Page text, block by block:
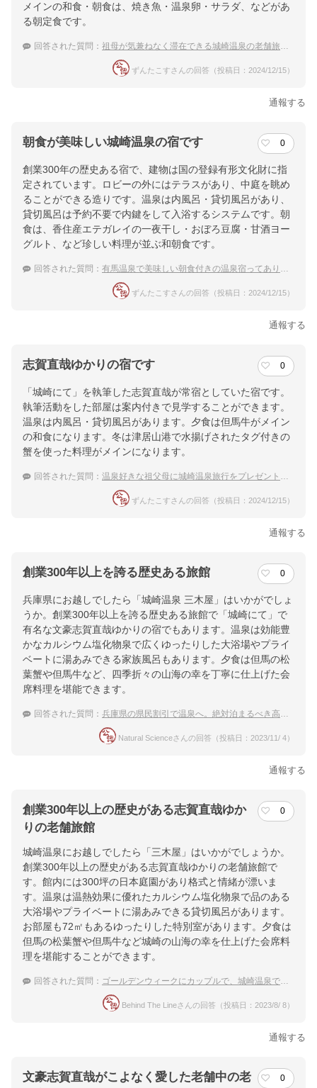
メインの和食・朝食は、焼き魚・温泉卵・サラダ、などがあ
る朝定食です。
回答された質問： 祖母が気兼ねなく滞在できる城崎温泉の老舗旅館はありますか？
ずんたこすさんの回答（投稿日：2024/12/15）
通報する
朝食が美味しい城崎温泉の宿です 0
創業300年の歴史ある宿で、建物は国の登録有形文化財に指
定されています。ロビーの外にはテラスがあり、中庭を眺め
ることができる造りです。温泉は内風呂・貸切風呂があり、
貸切風呂は予約不要で内鍵をして入浴するシステムです。朝
食は、香住産エテガレイの一夜干し・おぼろ豆腐・甘酒ヨー
グルト、など珍しい料理が並ぶ和朝食です。
回答された質問： 有馬温泉で美味しい朝食付きの温泉宿ってありますか？
ずんたこすさんの回答（投稿日：2024/12/15）
通報する
志賀直哉ゆかりの宿です 0
「城崎にて」を執筆した志賀直哉が常宿としていた宿です。
執筆活動をした部屋は案内付きで見学することができます。
温泉は内風呂・貸切風呂があります。夕食は但馬牛がメイン
の和食になります。冬は津居山港で水揚げされたタグ付きの
蟹を使った料理がメインになります。
回答された質問： 温泉好きな祖父母に城崎温泉旅行をプレゼントします、おすすめの宿はありますか？
ずんたこすさんの回答（投稿日：2024/12/15）
通報する
創業300年以上を誇る歴史ある旅館 0
兵庫県にお越しでしたら「城崎温泉 三木屋」はいかがでしょ
うか。創業300年以上を誇る歴史ある旅館で「城崎にて」で
有名な文豪志賀直哉ゆかりの宿でもあります。温泉は効能豊
かなカルシウム塩化物泉で広くゆったりした大浴場やプライ
ベートに湯あみできる家族風呂もあります。夕食は但馬の松
葉蟹や但馬牛など、四季折々の山海の幸を丁寧に仕上げた会
席料理を堪能できます。
回答された質問： 兵庫県の県民割引で温泉へ。絶対泊まるべき高級温泉宿や老舗温泉旅館をおしえて。
Natural Scienceさんの回答（投稿日：2023/11/ 4）
通報する
創業300年以上の歴史がある志賀直哉ゆか
りの老舗旅館
0
城崎温泉にお越しでしたら「三木屋」はいかがでしょうか。
創業300年以上の歴史がある志賀直哉ゆかりの老舗旅館で
す。館内には300坪の日本庭園があり格式と情緒が漂いま
す。温泉は温熱効果に優れたカルシウム塩化物泉で品のある
大浴場やプライベートに湯あみできる貸切風呂があります。
お部屋も72㎡もあるゆったりした特別室があります。夕食は
但馬の松葉蟹や但馬牛など城崎の山海の幸を仕上げた会席料
理を堪能することができます。
回答された質問： ゴールデンウィークにカップルで、城崎温泉で特別室などの部屋に泊まれる宿は？
Behind The Lineさんの回答（投稿日：2023/8/ 8）
通報する
文豪志賀直哉がこよなく愛した老舗中の老
0